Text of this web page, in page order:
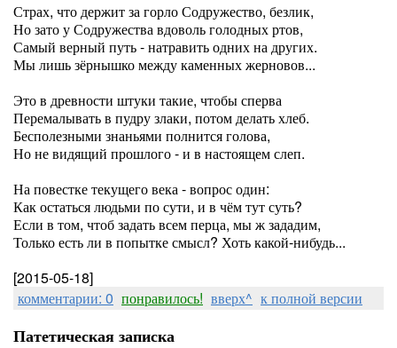
Страх, что держит за горло Содружество, безлик,
Но зато у Содружества вдоволь голодных ртов,
Самый верный путь - натравить одних на других.
Мы лишь зёрнышко между каменных жерновов...
Это в древности штуки такие, чтобы сперва
Перемалывать в пудру злаки, потом делать хлеб.
Бесполезными знаньями полнится голова,
Но не видящий прошлого - и в настоящем слеп.
На повестке текущего века - вопрос один:
Как остаться людьми по сути, и в чём тут суть?
Если в том, чтоб задать всем перца, мы ж зададим,
Только есть ли в попытке смысл? Хоть какой-нибудь...
[2015-05-18]
комментарии: 0 понравилось! вверх^ к полной версии
Патетическая записка